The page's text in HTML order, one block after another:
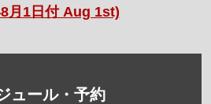
月1日付 Aug 1st)
ュール・予約